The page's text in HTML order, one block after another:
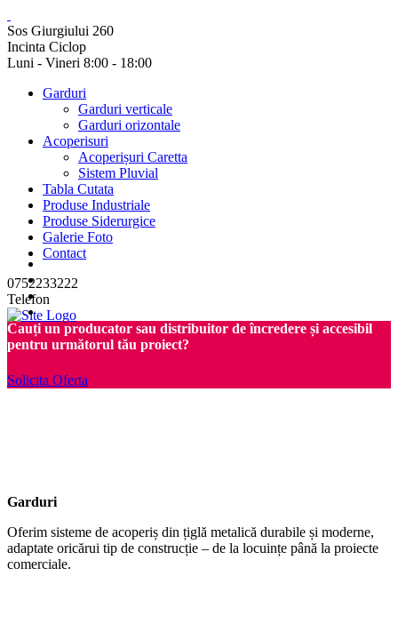
Sos Giurgiului 260
Incinta Ciclop
Luni - Vineri 8:00 - 18:00
Garduri
Garduri verticale
Garduri orizontale
Acoperisuri
Acoperișuri Caretta
Sistem Pluvial
Tabla Cutata
Produse Industriale
Produse Siderurgice
Galerie Foto
Contact
0752233222
Telefon
Cauți un producator sau distribuitor de încredere și accesibil
pentru următorul tău proiect?
Solicita Oferta
Garduri
Oferim sisteme de acoperiș din țiglă metalică durabile și moderne,
adaptate oricărui tip de construcție – de la locuințe până la proiecte
comerciale.